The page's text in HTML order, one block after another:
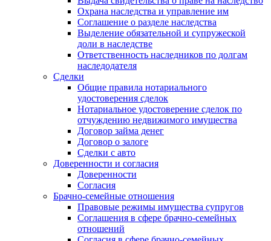
Охрана наследства и управление им
Соглашение о разделе наследства
Выделение обязательной и супружеской
доли в наследстве
Ответственность наследников по долгам
наследодателя
Сделки
Общие правила нотариального
удостоверения сделок
Нотариальное удостоверение сделок по
отчуждению недвижимого имущества
Договор займа денег
Договор о залоге
Сделки с авто
Доверенности и согласия
Доверенности
Согласия
Брачно-семейные отношения
Правовые режимы имущества супругов
Соглашения в сфере брачно-семейных
отношений